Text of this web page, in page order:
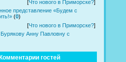
[Что нового в Приморске?]
представление «Будем с
(0)
[Что нового в Приморске?]
Анну Павловну с
Комментарии гостей